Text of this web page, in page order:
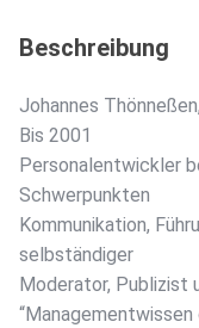
Beschreibung
Johannes
Bis 2001
Personalentwickler
Schwerpunkten
Kommunikation,
selbständiger
Moderator, Publizist